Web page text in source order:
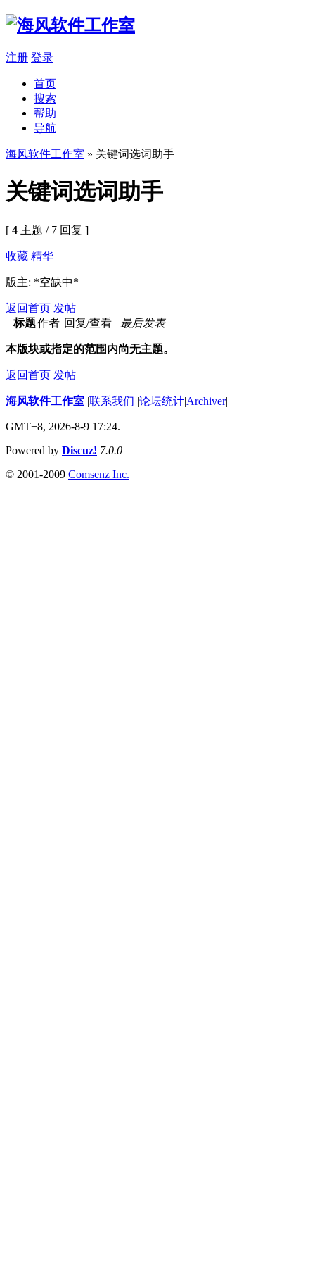
注册 登录
首页
搜索
帮助
导航
海风软件工作室 » 关键词选词助手
关键词选词助手
[ 4 主题 / 7 回复 ]
收藏 精华
版主: *空缺中*
返回首页 发帖
标题作者 回复/查看 最后发表
本版块或指定的范围内尚无主题。
返回首页 发帖
海风软件工作室 |联系我们 |论坛统计|Archiver|
GMT+8, 2026-8-9 17:24.
Powered by Discuz! 7.0.0
© 2001-2009 Comsenz Inc.